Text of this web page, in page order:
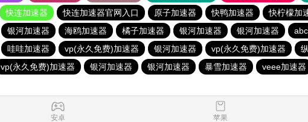
快连加速器 快连加速器官网入口 原子加速器 快鸭加速器 快柠檬加
银河加速器 海鸥加速器 橘子加速器 银河加速器 银河加速器
哇哇加速器 vp(永久免费)加速器 银河加速器 vp(永久免费)加速器
vp(永久免费)加速器 银河加速器 银河加速器 暴雪加速器 veee加速器
安卓 苹果